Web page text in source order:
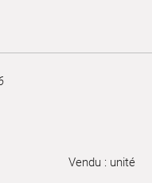
Vendu : unité